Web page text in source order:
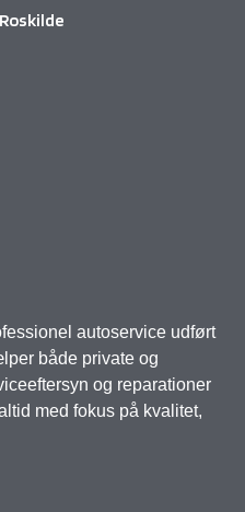
autoservice udført
både private og
og reparationer
med fokus på kvalitet,